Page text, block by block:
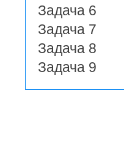
Задача 6
Задача 7
Задача 8
Задача 9